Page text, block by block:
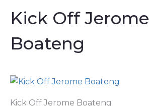
Kick Off Jerome
Boateng
Kick Off Jerome Boateng